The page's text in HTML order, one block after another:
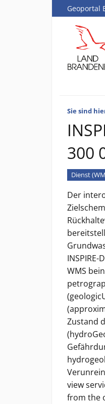
Geoportal
Sie sind
300
Dienst
Der
WMS
Zustand
view
from the